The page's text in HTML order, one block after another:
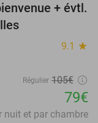
25%
+ évtl.
9.1 star
Régulier 105€
79€
nuit et par chambre